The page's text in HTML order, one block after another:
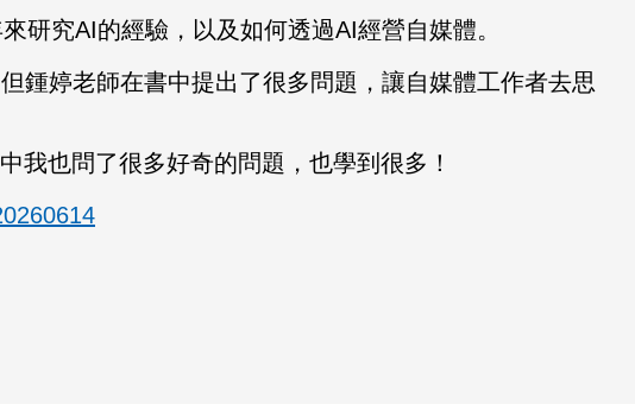
研究AI的經驗，以及如何透過AI經營自媒體。
鍾婷老師在書中提出了很多問題，讓自媒體工作者去思
我也問了很多好奇的問題，也學到很多！